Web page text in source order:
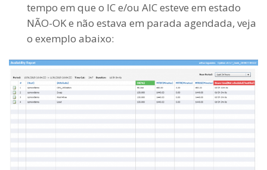
tempo em que o IC e/ou AIC esteve em estado
NÃO-OK e não estava em parada agendada, veja
o exemplo abaixo: